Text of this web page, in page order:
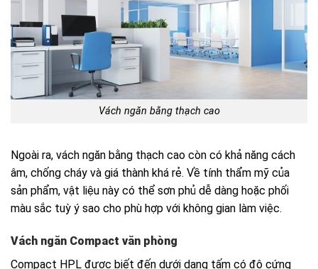
Vách ngăn bằng thạch cao
Ngoài ra, vách ngăn bằng thạch cao còn có khả năng cách
âm, chống cháy và giá thành khá rẻ. Về tính thẩm mỹ của
sản phẩm, vật liệu này có thể sơn phủ dễ dàng hoặc phối
màu sắc tuỳ ý sao cho phù hợp với không gian làm việc.
Vách ngăn Compact văn phòng
Compact HPL được biết đến dưới dạng tấm có độ cứng